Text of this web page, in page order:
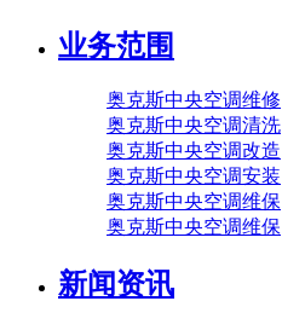
业务范围
奥克斯中央空调维修
奥克斯中央空调清洗
奥克斯中央空调改造
奥克斯中央空调安装
奥克斯中央空调维保
奥克斯中央空调维保
新闻资讯